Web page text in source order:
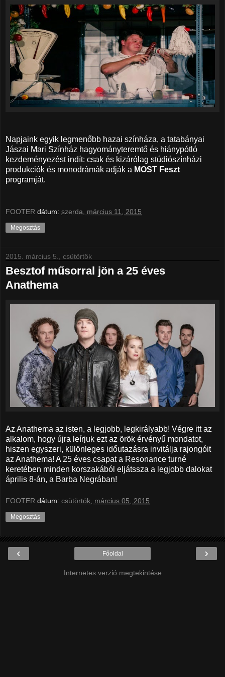
Napjaink egyik legmenőbb hazai színháza, a tatabányai
Jászai Mari Színház hagyományteremtő és hiánypótló
kezdeményezést indít: csak és kizárólag stúdiószínházi
produkciók és monodrámák adják a MOST Feszt
programját.
FOOTER dátum: szerda, március 11, 2015
Megosztás
2015. március 5., csütörtök
Besztof műsorral jön a 25 éves
Anathema
Az Anathema az isten, a legjobb, legkirályabb! Végre itt az
alkalom, hogy újra leírjuk ezt az örök érvényű mondatot,
hiszen egyszeri, különleges időutazásra invitálja rajongóit
az Anathema! A 25 éves csapat a Resonance turné
keretében minden korszakából eljátssza a legjobb dalokat
április 8-án, a Barba Negrában!
FOOTER dátum: csütörtök, március 05, 2015
Megosztás
‹ ›
Főoldal
Internetes verzió megtekintése